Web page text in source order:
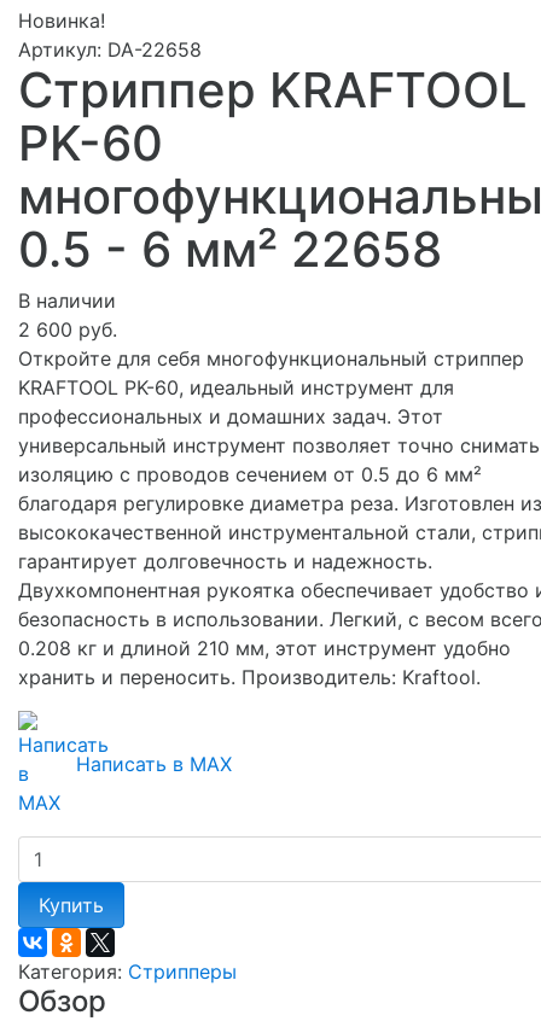
Новинка!
Артикул: DA-22658
Стриппер KRAFTOOL
PK-60
0.5 - 6 мм² 22658
В наличии
2 600 руб.
Откройте для себя многофункциональный стриппер
KRAFTOOL PK-60, идеальный инструмент для
профессиональных и домашних задач. Этот
универсальный инструмент позволяет точно снимать
изоляцию с проводов сечением от 0.5 до 6 мм²
благодаря регулировке диаметра реза. Изготовлен из
высококачественной инструментальной стали,
гарантирует долговечность и надежность.
Двухкомпонентная рукоятка обеспечивает удобство
безопасность в использовании. Легкий, с весом
0.208 кг и длиной 210 мм, этот инструмент удобно
хранить и переносить. Производитель: Kraftool.
Написать в MAX
Купить
Категория: Стрипперы
Обзор